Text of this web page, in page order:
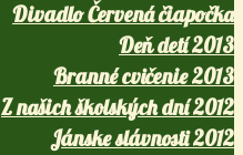
Divadlo Červená čiapočka
Deň detí 2013
Branné cvičenie 2013
Z našich školských dní 2012
Jánske slávnosti 2012